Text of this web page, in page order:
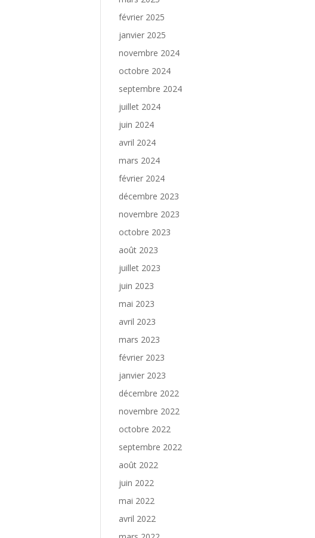
février 2025
janvier 2025
novembre 2024
octobre 2024
septembre 2024
juillet 2024
juin 2024
avril 2024
mars 2024
février 2024
décembre 2023
novembre 2023
octobre 2023
août 2023
juillet 2023
juin 2023
mai 2023
avril 2023
mars 2023
février 2023
janvier 2023
décembre 2022
novembre 2022
octobre 2022
septembre 2022
août 2022
juin 2022
mai 2022
avril 2022